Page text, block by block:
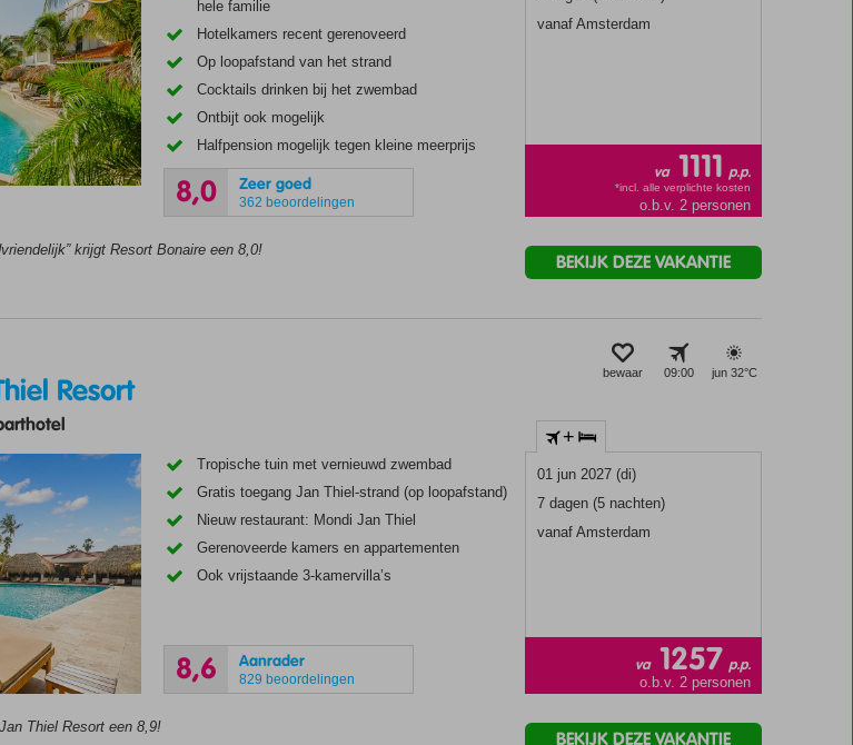
hele familie
Hotelkamers recent gerenoveerd
Op loopafstand van het strand
Cocktails drinken bij het zwembad
Ontbijt ook mogelijk
Halfpension mogelijk tegen kleine meerprijs
8,0 Zeer goed
362 beoordelingen
vanaf Amsterdam
va 1111 p.p.
*incl. alle verplichte kosten
o.b.v. 2 personen
krijgt Resort Bonaire een 8,0! BEKIJK DEZE VAKANTIE
Resort bewaar 09:00 jun 32°C
Tropische tuin met vernieuwd zwembad
Gratis toegang Jan Thiel-strand (op loopafstand)
Nieuw restaurant: Mondi Jan Thiel
Gerenoveerde kamers en appartementen
Ook vrijstaande 3-kamervilla’s
8,6 Aanrader
829 beoordelingen
+
01 jun 2027 (di)
7 dagen (5 nachten)
vanaf Amsterdam
va 1257 p.p.
o.b.v. 2 personen
Thiel Resort een 8,9! BEKIJK DEZE VAKANTIE